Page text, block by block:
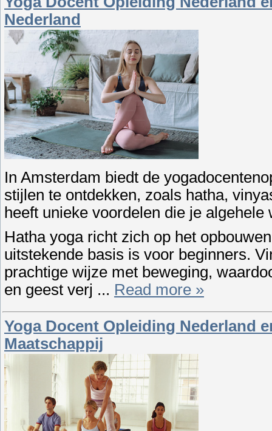
Nederland
In Amsterdam biedt de
stijlen te ontdekken, zoals hatha,
heeft unieke voordelen die je
Hatha yoga richt zich op het
uitstekende basis is voor beginners.
prachtige wijze met beweging,
en geest verj ... Read more »
Yoga Docent Opleiding Nederland
Maatschappij